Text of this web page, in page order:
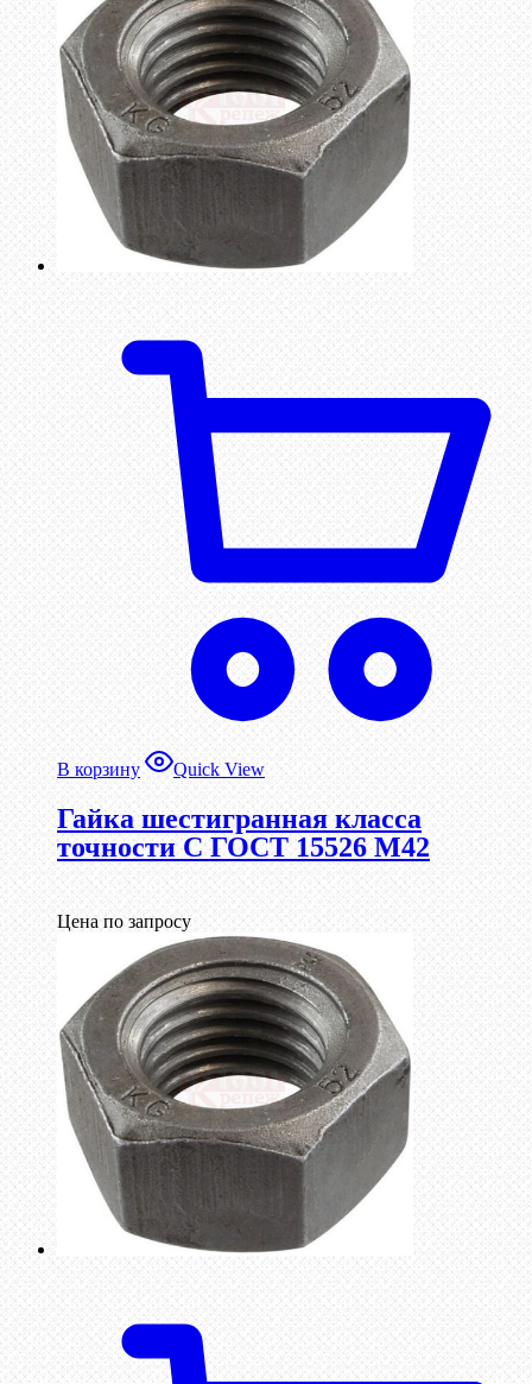
В корзину Quick View
Гайка шестигранная класса
точности С ГОСТ 15526 М42
Цена по запросу